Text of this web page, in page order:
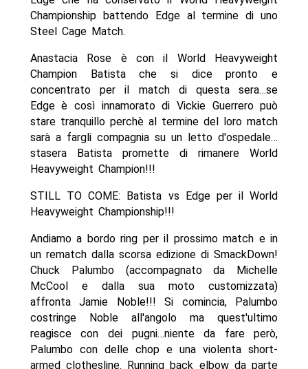
Championship battendo Edge al termine di uno
Steel Cage Match.
Anastacia Rose è con il World Heavyweight
Champion Batista che si dice pronto e
concentrato per il match di questa sera…se
Edge è così innamorato di Vickie Guerrero può
stare tranquillo perchè al termine del loro match
sarà a fargli compagnia su un letto d'ospedale…
stasera Batista promette di rimanere World
Heavyweight Champion!!!
STILL TO COME: Batista vs Edge per il World
Heavyweight Championship!!!
Andiamo a bordo ring per il prossimo match e in
un rematch dalla scorsa edizione di SmackDown!
Chuck Palumbo (accompagnato da Michelle
McCool e dalla sua moto customizzata)
affronta Jamie Noble!!! Si comincia, Palumbo
costringe Noble all'angolo ma quest'ultimo
reagisce con dei pugni…niente da fare però,
Palumbo con delle chop e una violenta short-
armed clothesline. Running back elbow da parte